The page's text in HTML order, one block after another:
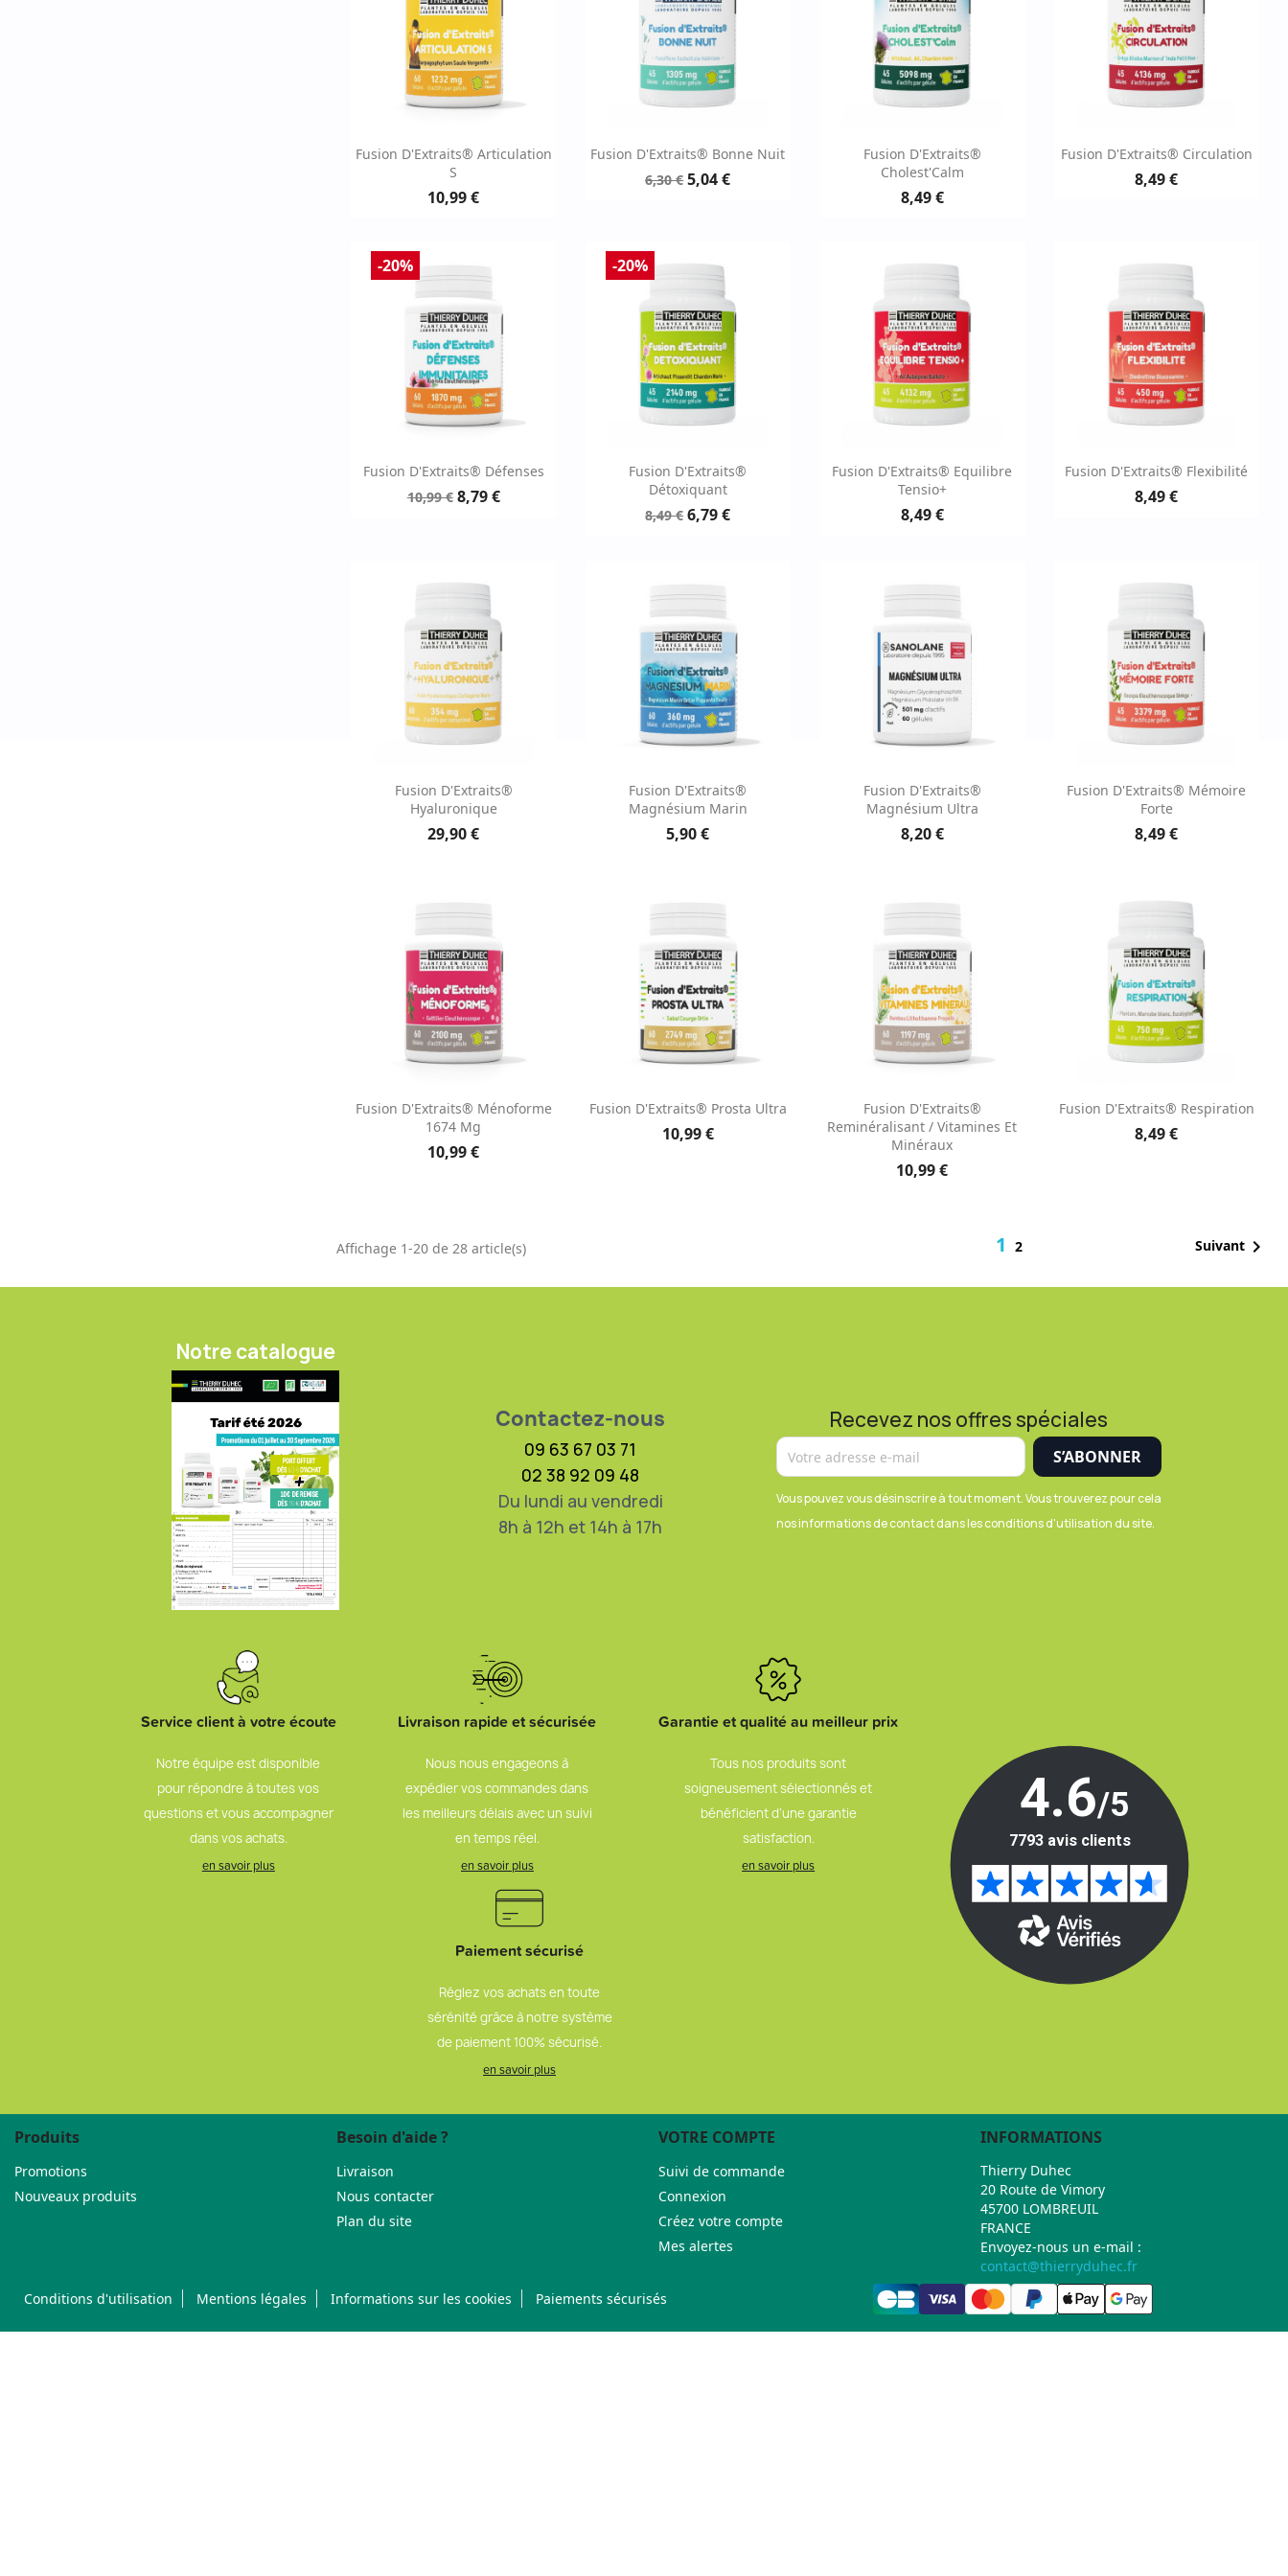
Aperçu rapide
Fusion D'Extraits® Articulation
S
10,99 €
Aperçu rapide
Fusion D'Extraits® Bonne Nuit
6,30 € 5,04 €
Aperçu rapide
Fusion D'Extraits®
Cholest'Calm
8,49 €
Aperçu rapide
Fusion D'Extraits® Circulation
8,49 €
Aperçu rapide
Fusion D'Extraits® Défenses
10,99 € 8,79 €
-20%
Aperçu rapide
Fusion D'Extraits®
Détoxiquant
8,49 € 6,79 €
-20%
Aperçu rapide
Fusion D'Extraits® Equilibre
Tensio+
8,49 €
Aperçu rapide
Fusion D'Extraits® Flexibilité
8,49 €
Aperçu rapide
Fusion D'Extraits®
Hyaluronique
29,90 €
Aperçu rapide
Fusion D'Extraits®
Magnésium Marin
5,90 €
Aperçu rapide
Fusion D'Extraits®
Magnésium Ultra
8,20 €
Aperçu rapide
Fusion D'Extraits® Mémoire
Forte
8,49 €
Aperçu rapide
Fusion D'Extraits® Ménoforme
1674 Mg
10,99 €
Aperçu rapide
Fusion D'Extraits® Prosta Ultra
10,99 €
Aperçu rapide
Fusion D'Extraits®
Reminéralisant / Vitamines Et
Minéraux
10,99 €
Aperçu rapide
Fusion D'Extraits® Respiration
8,49 €
Affichage 1-20 de 28 article(s) 1 2 Suivant
Notre catalogue
Contactez-nous
09 63 67 03 71
02 38 92 09 48
Du lundi au vendredi
8h à 12h et 14h à 17h
Recevez nos offres spéciales
Vous pouvez vous désinscrire à tout moment. Vous trouverez pour cela
nos informations de contact dans les conditions d'utilisation du site.
Service client à votre écoute
Notre équipe est disponible
pour répondre à toutes vos
questions et vous accompagner
dans vos achats.
en savoir plus
Livraison rapide et sécurisée
Nous nous engageons à
expédier vos commandes dans
les meilleurs délais avec un suivi
en temps réel.
en savoir plus
Garantie et qualité au meilleur prix
Tous nos produits sont
soigneusement sélectionnés et
bénéficient d’une garantie
satisfaction.
en savoir plus
Paiement sécurisé
Réglez vos achats en toute
sérénité grâce à notre système
de paiement 100% sécurisé.
en savoir plus
Produits
Promotions
Nouveaux produits
Besoin d'aide ?
Livraison
Nous contacter
Plan du site
VOTRE COMPTE
Suivi de commande
Connexion
Créez votre compte
Mes alertes
INFORMATIONS
Thierry Duhec
20 Route de Vimory
45700 LOMBREUIL
FRANCE
Envoyez-nous un e-mail :
contact@thierryduhec.fr
Conditions d'utilisation
Mentions légales Informations sur les cookies Paiements sécurisés